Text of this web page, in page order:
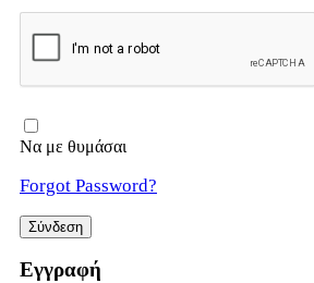
Να με θυμάσαι
Forgot Password?
Σύνδεση
Εγγραφή